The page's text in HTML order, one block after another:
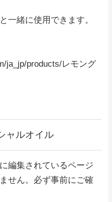
一緒に使用できます。
ja_jp/products/レモング
ャルオイル
編集されているページ
せん。必ず事前にご確